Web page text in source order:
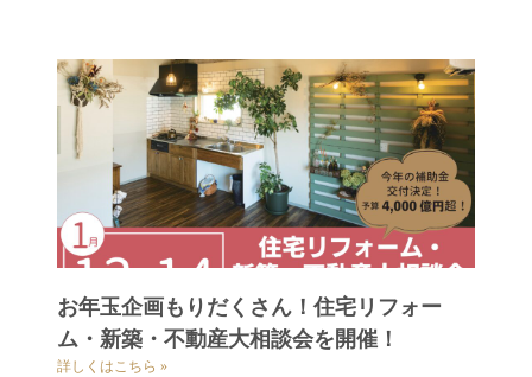
お年玉企画もりだくさん！住宅リフォー
ム・新築・不動産大相談会を開催！
詳しくはこちら »